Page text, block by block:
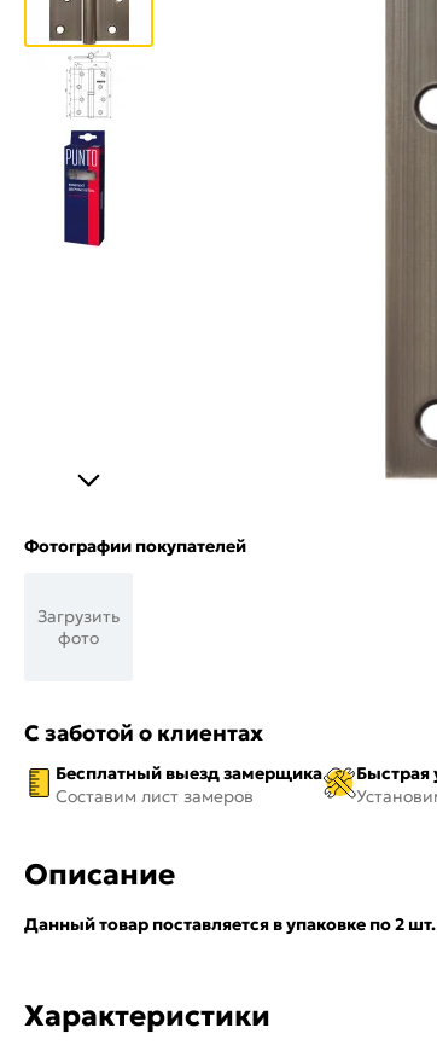
Фотографии покупателей
Загрузить
фото
С заботой о клиентах
Бесплатный выезд замерщика
Составим лист замеров
Быстрая
Описание
Данный товар поставляется в упаковке по 2
Характеристики